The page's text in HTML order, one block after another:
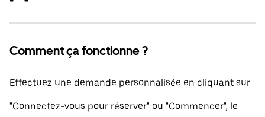
Comment ça fonctionne ?
Effectuez une demande personnalisée en cliquant sur
"Connectez-vous pour réserver" ou "Commencer", le